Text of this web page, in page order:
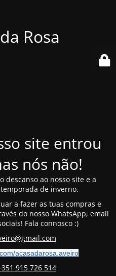
Rosa
site entrou
nós não!
descanso ao nosso site e a
de inverno.
a fazer as tuas compras e
do nosso WhatsApp, email
Fala connosco :)
acasadarosa.aveiro
915 726 514